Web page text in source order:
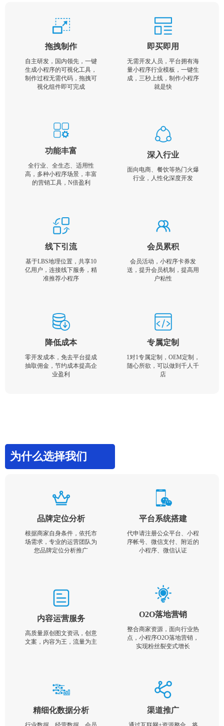
拖拽制作
自主研发，国内领先，一键
生成小程序的可视化工具，
制作过程无需代码，拖拽可
视化组件即可完成
即买即用
无需开发人员，平台拥有海
量小程序行业模板，一键生
成，三秒上线，制作小程序
就是快
功能丰富
全行业、全生态、适用性
高，多种小程序场景，丰富
的营销工具，N倍盈利
深入行业
面向电商、餐饮等热门火爆
行业，人性化深度开发
线下引流
基于LBS地理位置，共享10
亿用户，连接线下服务，精
准推荐小程序
会员累积
会员活动，小程序卡券发
送，提升会员机制，提高用
户粘性
降低成本
零开发成本，免去平台提成
抽取佣金，节约成本提高企
业盈利
专属定制
1对1专属定制，OEM定制，
随心所欲，可以做到千人千
店
为什么选择我们
品牌定位分析
根据商家自身条件，依托市
场需求，专业的运营团队为
您品牌定位分析推广
平台系统搭建
代申请注册公众平台、小程
序帐号、微信支付、附近的
小程序、微信认证
内容运营服务
高质量原创图文资讯，创意
文案，内容为王，流量为主
O2O落地营销
整合商家资源，面向行业热
点，小程序O2O落地营销，
实现粉丝裂变式增长
精细化数据分析 渠道推广